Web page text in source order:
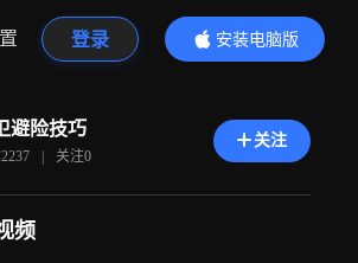
登录
安装电脑版
内容更精彩
避险技巧
2237 | 关注0
关注
频